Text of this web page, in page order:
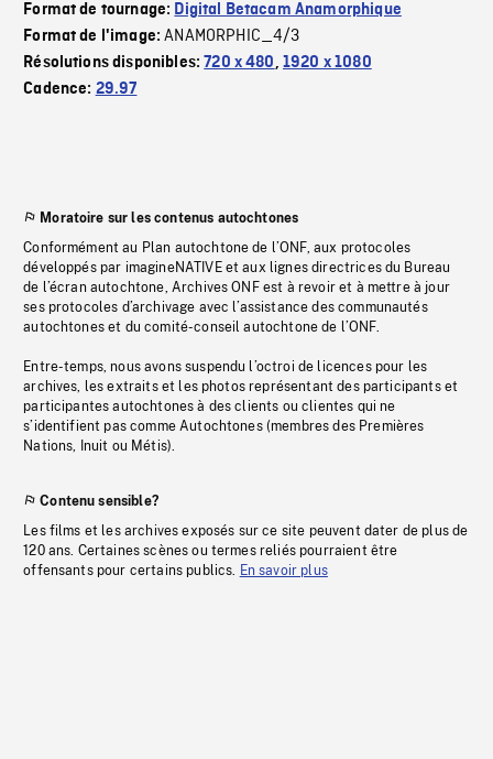
Format de tournage: Digital Betacam Anamorphique
Format de l'image:ANAMORPHIC_4/3
Résolutions disponibles:720 x 480, 1920 x 1080
Cadence: 29.97
Moratoire sur les contenus autochtones
Conformément au Plan autochtone de l’ONF, aux protocoles
développés par imagineNATIVE et aux lignes directrices du Bureau
de l’écran autochtone, Archives ONF est à revoir et à mettre à jour
ses protocoles d’archivage avec l’assistance des communautés
autochtones et du comité-conseil autochtone de l’ONF.
Entre-temps, nous avons suspendu l’octroi de licences pour les
archives, les extraits et les photos représentant des participants et
participantes autochtones à des clients ou clientes qui ne
s’identifient pas comme Autochtones (membres des Premières
Nations, Inuit ou Métis).
Contenu sensible?
Les films et les archives exposés sur ce site peuvent dater de plus de
120 ans. Certaines scènes ou termes reliés pourraient être
offensants pour certains publics. En savoir plus